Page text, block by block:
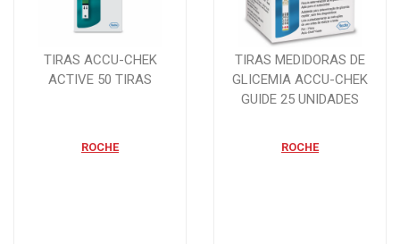
TIRAS ACCU-CHEK
ACTIVE 50 TIRAS
ROCHE
TIRAS MEDIDORAS DE
GLICEMIA ACCU-CHEK
GUIDE 25 UNIDADES
ROCHE